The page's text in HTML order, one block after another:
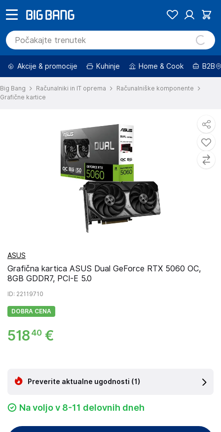
Akcije & promocije Kuhinje Home & Cook B2B
Big Bang Računalniki in IT oprema
Računalniške komponente
Grafične kartice
ASUS
Grafična kartica ASUS Dual GeForce RTX 5060 OC,
8GB GDDR7, PCI-E 5.0
ID: 22119710
DOBRA CENA
518 40 €
Preverite aktualne ugodnosti (1)
Na voljo v 8-11 delovnih dneh